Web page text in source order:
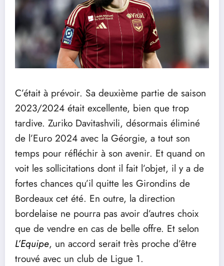
C’était à prévoir. Sa deuxième partie de saison
2023/2024 était excellente, bien que trop
tardive. Zuriko Davitashvili, désormais éliminé
de l’Euro 2024 avec la Géorgie, a tout son
temps pour réfléchir à son avenir. Et quand on
voit les sollicitations dont il fait l’objet, il y a de
fortes chances qu’il quitte les Girondins de
Bordeaux cet été. En outre, la direction
bordelaise ne pourra pas avoir d’autres choix
que de vendre en cas de belle offre. Et selon
L’Equipe, un accord serait très proche d’être
trouvé avec un club de Ligue 1.